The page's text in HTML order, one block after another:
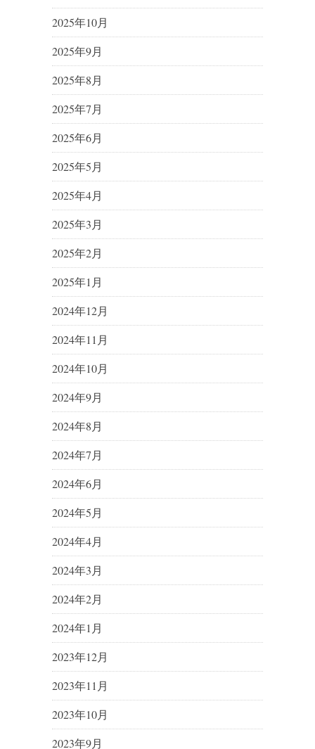
2025年10月
2025年9月
2025年8月
2025年7月
2025年6月
2025年5月
2025年4月
2025年3月
2025年2月
2025年1月
2024年12月
2024年11月
2024年10月
2024年9月
2024年8月
2024年7月
2024年6月
2024年5月
2024年4月
2024年3月
2024年2月
2024年1月
2023年12月
2023年11月
2023年10月
2023年9月